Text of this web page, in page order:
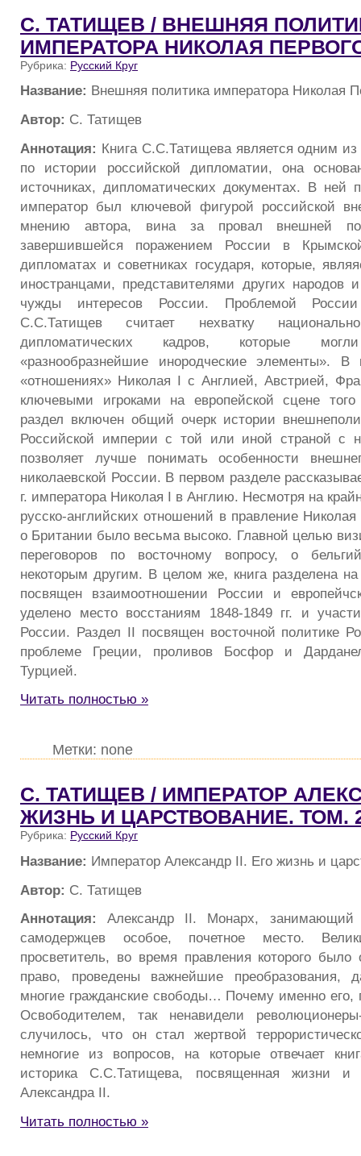
С. ТАТИЩЕВ / ВНЕШНЯЯ
ИМПЕРАТОРА НИКОЛАЯ
Рубрика: Русский Круг
Название: Внешняя политика императора Николая
Автор: С. Татищев
Аннотация: Книга С.С.Татищева является одним из
по истории российской дипломатии, она
источниках, дипломатических документах. В ней
император был ключевой фигурой российской
мнению автора, вина за провал внешней
завершившейся поражением России в
дипломатах и советниках государя, которые,
иностранцами, представителями других народов
чужды интересов России. Проблемой
С.С.Татищев считает нехватку
дипломатических кадров, которые
«разнообразнейшие инородческие элементы».
«отношениях» Николая I с Англией, Австрией,
ключевыми игроками на европейской сцене
раздел включен общий очерк истории
Российской империи с той или иной страной с
позволяет лучше понимать особенности
николаевской России. В первом разделе
г. императора Николая I в Англию. Несмотря на
русско-английских отношений в правление
о Британии было весьма высоко. Главной целью
переговоров по восточному вопросу, о
некоторым другим. В целом же, книга разделена
посвящен взаимоотношении России и
уделено место восстаниям 1848-1849 гг. и
России. Раздел II посвящен восточной политике
проблеме Греции, проливов Босфор и
Турцией.
Читать полностью »
Метки: none
С. ТАТИЩЕВ / ИМПЕРАТОР
ЖИЗНЬ И ЦАРСТВОВАНИЕ. ТОМ.
Рубрика: Русский Круг
Название: Император Александр II. Его жизнь и
Автор: С. Татищев
Аннотация:Александр II. Монарх, занимающий
самодержцев особое, почетное место.
просветитель, во время правления которого было
право, проведены важнейшие преобразования,
многие гражданские свободы… Почему именно его,
Освободителем, так ненавидели
случилось, что он стал жертвой
немногие из вопросов, на которые отвечает
историка С.С.Татищева, посвященная жизни и
Александра II.
Читать полностью »